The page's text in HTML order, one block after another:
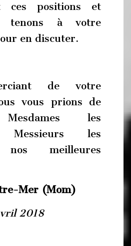
ces positions et
tenons à votre
en discuter.
de votre
vous prions de
les
Messieurs les
nos meilleures
Mer (Mom)
2018